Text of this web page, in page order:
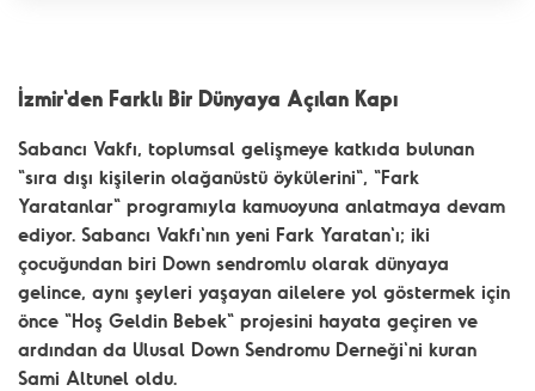
İzmir'den Farklı Bir Dünyaya Açılan Kapı
Sabancı Vakfı, toplumsal gelişmeye katkıda bulunan
"sıra dışı kişilerin olağanüstü öykülerini", "Fark
Yaratanlar" programıyla kamuoyuna anlatmaya devam
ediyor. Sabancı Vakfı'nın yeni Fark Yaratan'ı; iki
çocuğundan biri Down sendromlu olarak dünyaya
gelince, aynı şeyleri yaşayan ailelere yol göstermek için
önce "Hoş Geldin Bebek" projesini hayata geçiren ve
ardından da Ulusal Down Sendromu Derneği'ni kuran
Sami Altunel oldu.